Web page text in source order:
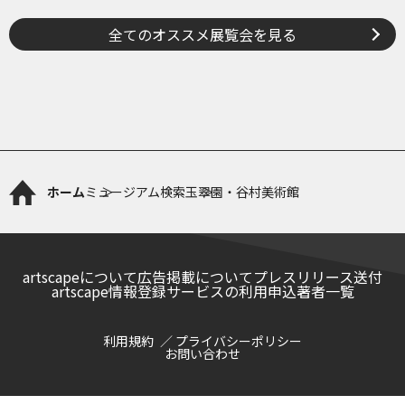
全てのオススメ展覧会を見る
ホームミュージアム検索玉翠園・谷村美術館
artscapeについて広告掲載についてプレスリリース送付
artscape情報登録サービスの利用申込著者一覧
利用規約 プライバシーポリシー
お問い合わせ